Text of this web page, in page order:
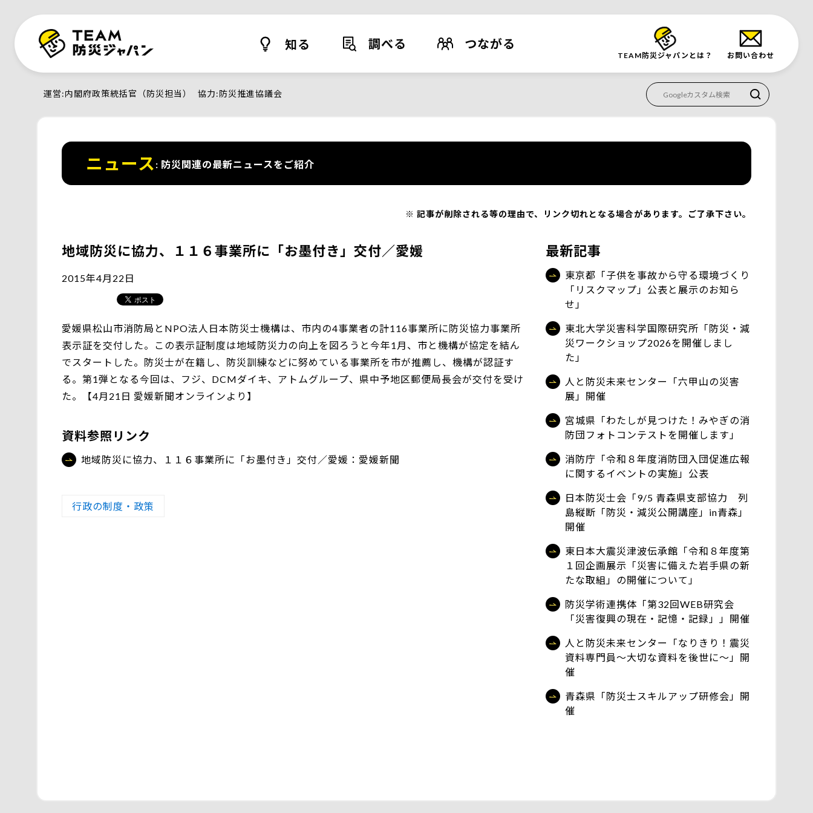
知る 調べる つながる
TEAM防災ジャパンとは？ お問い合わせ
運営 内閣府政策統括官（防災担当） 協力 防災推進協議会
ニュース 防災関連の最新ニュースをご紹介
記事が削除される等の理由で、リンク切れとなる場合があります。ご了承下さい。
地域防災に協力、１１６事業所に「お墨付き」交付／愛媛
2015年4月22日
愛媛県松山市消防局とNPO法人日本防災士機構は、市内の4事業者の計116事業所に防災協力事業所
表示証を交付した。この表示証制度は地域防災力の向上を図ろうと今年1月、市と機構が協定を結ん
でスタートした。防災士が在籍し、防災訓練などに努めている事業所を市が推薦し、機構が認証す
る。第1弾となる今回は、フジ、DCMダイキ、アトムグループ、県中予地区郵便局長会が交付を受け
た。【4月21日 愛媛新聞オンラインより】
資料参照リンク
地域防災に協力、１１６事業所に「お墨付き」交付／愛媛：愛媛新聞
行政の制度・政策
最新記事
東京都「子供を事故から守る環境づくり
「リスクマップ」公表と展示のお知ら
せ」
東北大学災害科学国際研究所「防災・減
災ワークショップ2026を開催しまし
た」
人と防災未来センター「六甲山の災害
展」開催
宮城県「わたしが見つけた！みやぎの消
防団フォトコンテストを開催します」
消防庁「令和８年度消防団入団促進広報
に関するイベントの実施」公表
日本防災士会「9/5 青森県支部協力 列
島縦断「防災・減災公開講座」in青森」
開催
東日本大震災津波伝承館「令和８年度第
１回企画展示「災害に備えた岩手県の新
たな取組」の開催について」
防災学術連携体「第32回WEB研究会
「災害復興の現在・記憶・記録」」開催
人と防災未来センター「なりきり！震災
資料専門員～大切な資料を後世に～」開
催
青森県「防災士スキルアップ研修会」開
催